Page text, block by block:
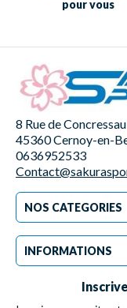
pour vous
8 Rue de
45360 Cernoy-en-
0636952533
NOS CATEGORIES
INFORMATIONS